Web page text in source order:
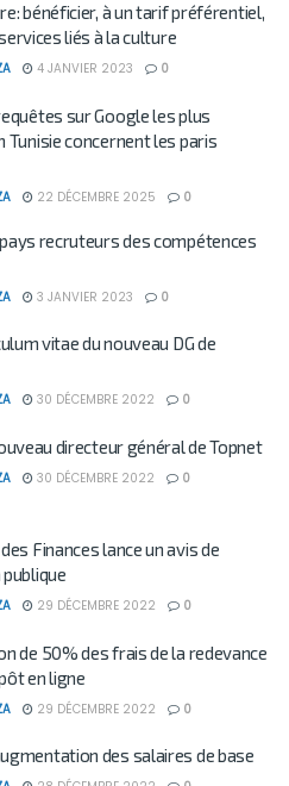
bénéficier, à un tarif préférentiel,
liés à la culture
4 JANVIER 2023 0
sur Google les plus
Tunisie concernent les paris
22 DÉCEMBRE 2025 0
recruteurs des compétences
3 JANVIER 2023 0
vitae du nouveau DG de
30 DÉCEMBRE 2022 0
directeur général de Topnet
30 DÉCEMBRE 2022 0
Finances lance un avis de
29 DÉCEMBRE 2022 0
de 50% des frais de la redevance
en ligne
29 DÉCEMBRE 2022 0
des salaires de base